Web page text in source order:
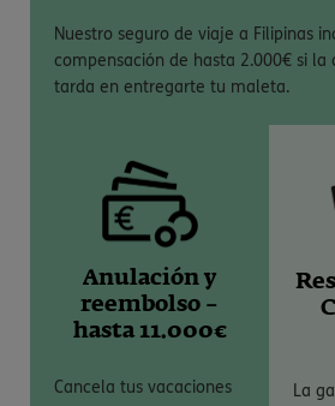
Nuestro seguro de viaje a Filipinas
compensación de hasta 2.000€ si la
tarda en entregarte tu maleta.
Anulación y
reembolso –
hasta 11.000€
Cancela tus vacaciones
La